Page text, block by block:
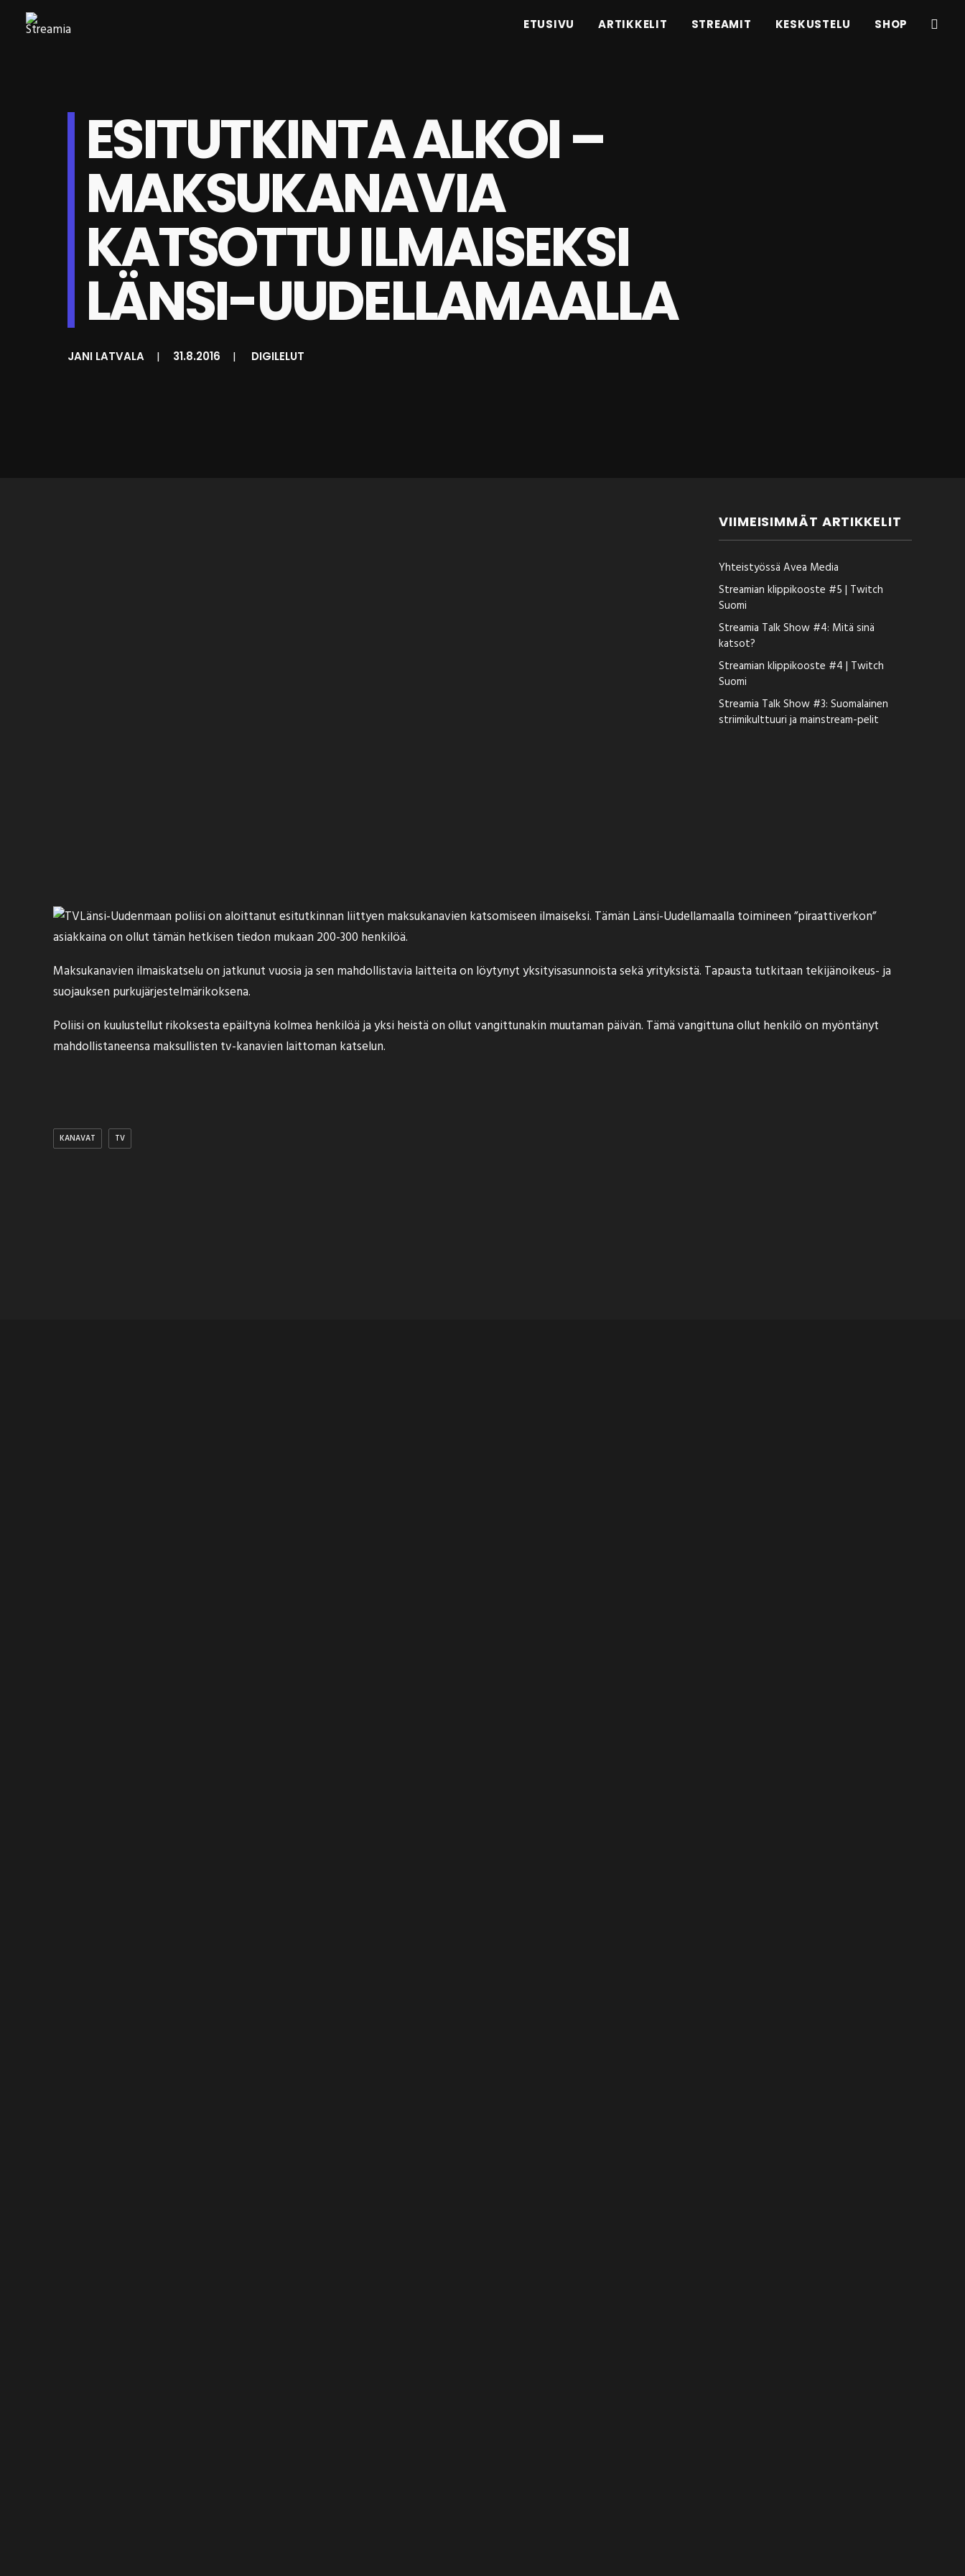
ETUSIVU ARTIKKELIT STREAMIT KESKUSTELU SHOP
ESITUTKINTA ALKOI –
MAKSUKANAVIA
KATSOTTU ILMAISEKSI
LÄNSI-UUDELLAMAALLA
JANI LATVALA | 31.8.2016 | DIGILELUT
VIIMEISIMMÄT ARTIKKELIT
Yhteistyössä Avea Media
Streamian klippikooste #5 | Twitch
Suomi
Streamia Talk Show #4: Mitä sinä
katsot?
Streamian klippikooste #4 | Twitch
Suomi
Streamia Talk Show #3: Suomalainen
striimikulttuuri ja mainstream-pelit
Länsi-Uudenmaan poliisi onaloittanutesitutkinnan liittyen maksukanavien katsomiseen ilmaiseksi. Tämän Länsi-Uudellamaalla toimineen ”piraattiverkon”
asiakkaina on ollut tämän hetkisen tiedon mukaan 200-300 henkilöä.
Maksukanavien ilmaiskatselu on jatkunut vuosia ja sen mahdollistavia laitteita on löytynyt yksityisasunnoista sekä yrityksistä. Tapausta tutkitaan tekijänoikeus- ja
suojauksen purkujärjestelmärikoksena.
Poliisi on kuulustellut rikoksesta epäiltynä kolmea henkilöä ja yksi heistä on ollut vangittunakin muutaman päivän. Tämä vangittuna ollut henkilö on myöntänyt
mahdollistaneensa maksullisten tv-kanavien laittoman katselun.
KANAVAT TV